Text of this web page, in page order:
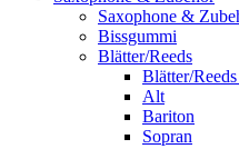
Saxophone &
Bissgummi
Blätter/Reeds
Blätter/
Alt
Bariton
Sopran